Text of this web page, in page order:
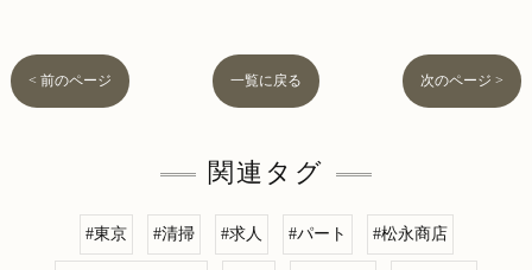
< 前のページ 一覧に戻る 次のページ >
関連タグ
#東京 #清掃 #求人 #パート #松永商店